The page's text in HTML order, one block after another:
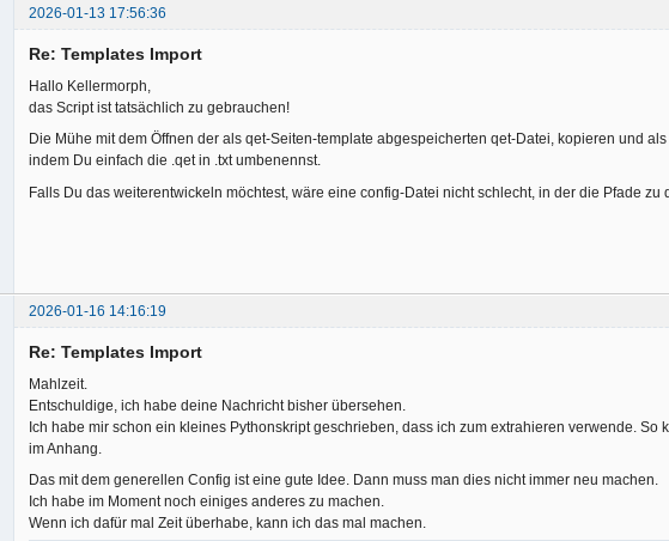
2026-01-13 17:56:36
Re: Templates Import
Hallo Kellermorph,
das Script ist tatsächlich zu gebrauchen!
Die Mühe mit dem Öffnen der als qet-Seiten-template abgespeicherten qet-Datei, kopieren und
indem Du einfach die .qet in .txt umbenennst.
Falls Du das weiterentwickeln möchtest, wäre eine config-Datei nicht schlecht, in der die Pfade zu
2026-01-16 14:16:19
Re: Templates Import
Mahlzeit.
Entschuldige, ich habe deine Nachricht bisher übersehen.
Ich habe mir schon ein kleines Pythonskript geschrieben, dass ich zum extrahieren verwende.
im Anhang.
Das mit dem generellen Config ist eine gute Idee. Dann muss man dies nicht immer neu machen.
Ich habe im Moment noch einiges anderes zu machen.
Wenn ich dafür mal Zeit überhabe, kann ich das mal machen.